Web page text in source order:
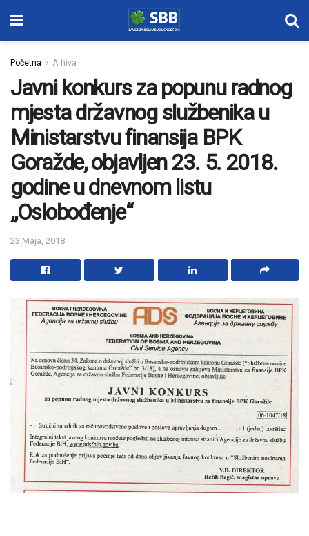
Početna Arhiva
Javni konkurs za popunu radnog
mjesta državnog službenika u
Ministarstvu finansija BPK
Goražde, objavljen 23. 5. 2018.
godine u dnevnom listu
„Oslobođenje“
23 Maja, 2018